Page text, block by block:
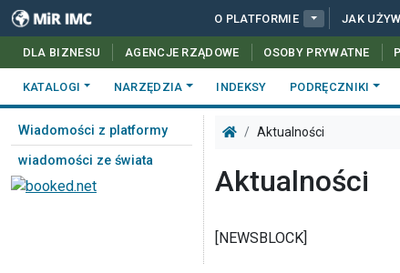
O PLATFORMIE JAK
DLA BIZNESU AGENCJE RZĄDOWE OSOBY PRYWATNE
KATALOGI NARZĘDZIA INDEKSY PODRĘCZNIKI
Wiadomości z platformy
wiadomości ze świata
Aktualności
Aktualności
[NEWSBLOCK]